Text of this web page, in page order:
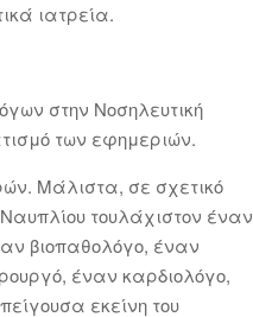
ιατρεία.
στην Νοσηλευτική
των εφημεριών.
Μάλιστα, σε σχετικό
τουλάχιστον έναν
βιοπαθολόγο, έναν
έναν καρδιολόγο,
εκείνη του